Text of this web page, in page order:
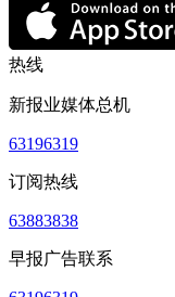
热线
新报业媒体总机
63196319
订阅热线
63883838
早报广告联系